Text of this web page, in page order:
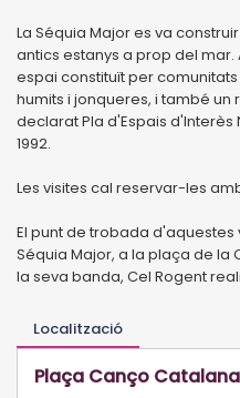
La Séquia Major es va
antics estanys a prop del
espai constituït per
humits i jonqueres, i també un
declarat Pla d'Espais d'Interès
1992.
Les visites cal reservar-les
El punt de trobada
Séquia Major, a la plaça de la
la seva banda, Cel Rogent
Localització
Plaça Canço